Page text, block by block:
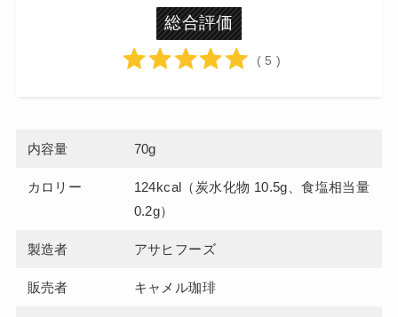
総合評価
( 5 )
内容量 70g
カロリー
124kcal（炭水化物 10.5g、食塩相当量
0.2g）
製造者 アサヒフーズ
販売者 キャメル珈琲